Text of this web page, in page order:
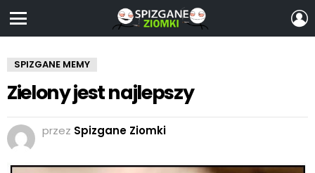
SPIZGANE MEMY
Zielony jest najlepszy
przez Spizgane Ziomki